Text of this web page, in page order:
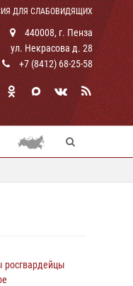
ДЛЯ СЛАБОВИДЯЩИХ
440008, г. Пенза
ул. Некрасова д. 28
+7 (8412) 68-25-58
росгвардейцы